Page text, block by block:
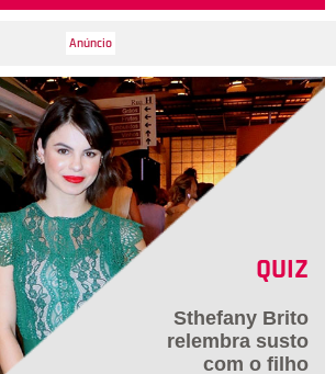
QUIZ
Sthefany Brito
relembra susto
com o filho